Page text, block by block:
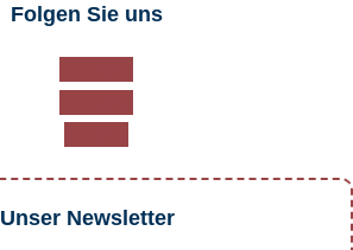
Folgen Sie uns
Unser Newsletter